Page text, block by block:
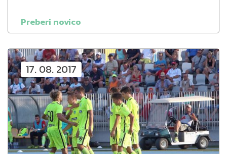
Preberi novico
17. 08. 2017